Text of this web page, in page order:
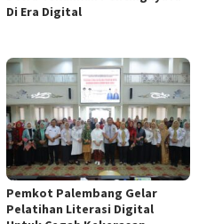
Di Era Digital
Pemkot Palembang Gelar
Pelatihan Literasi Digital